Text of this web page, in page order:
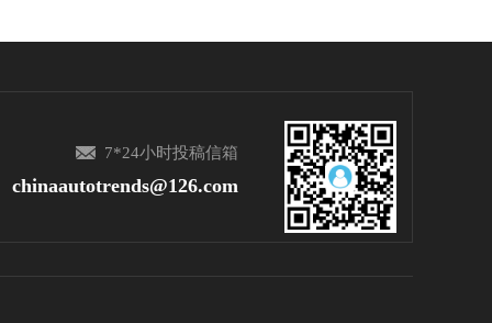
7*24小时投稿信箱
chinaautotrends@126.com